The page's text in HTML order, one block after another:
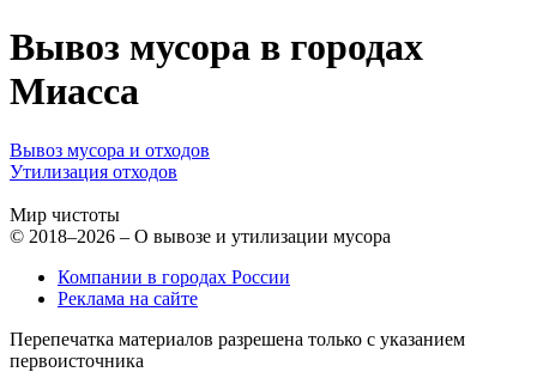
Вывоз мусора в городах
Миасса
Вывоз мусора и отходов
Утилизация отходов
Мир чистоты
© 2018–2026 – О вывозе и утилизации мусора
Компании в городах России
Реклама на сайте
Перепечатка материалов разрешена только с указанием
первоисточника